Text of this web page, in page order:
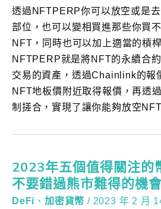
透過NFTPERP你可以放空或是
部位，也可以變相買進那些你買
NFT，同時也可以加上適當的槓
NFTPERP就是將NFT的永續合
交易的資產，透過Chainlink的報
NFT地板價附近取得報價，再透
制搓合，實現了讓你能夠放空
2023年五個值得關注的
不要錯過熊市難得的機
DeFi 、加密貨幣 / 2023 年 2 月